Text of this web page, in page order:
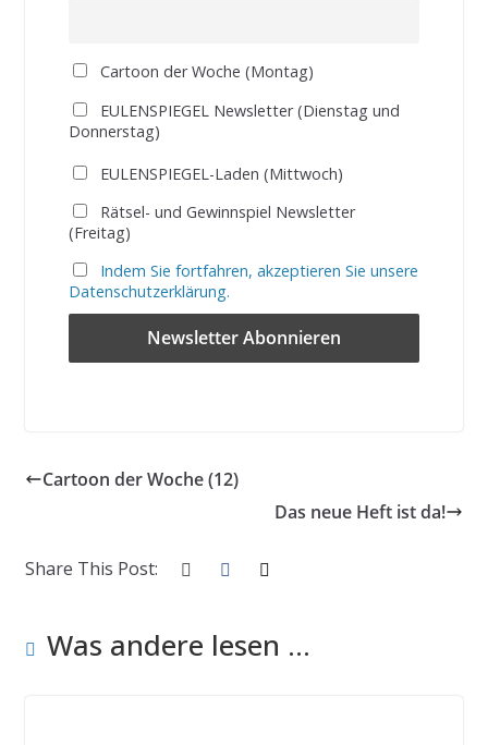
Cartoon der Woche (Montag)
EULENSPIEGEL Newsletter (Dienstag und
Donnerstag)
EULENSPIEGEL-Laden (Mittwoch)
Rätsel- und Gewinnspiel Newsletter
(Freitag)
Indem Sie fortfahren, akzeptieren Sie unsere
Datenschutzerklärung.
Cartoon der Woche (12)
Das neue Heft ist da!
Share This Post:
Was andere lesen ...